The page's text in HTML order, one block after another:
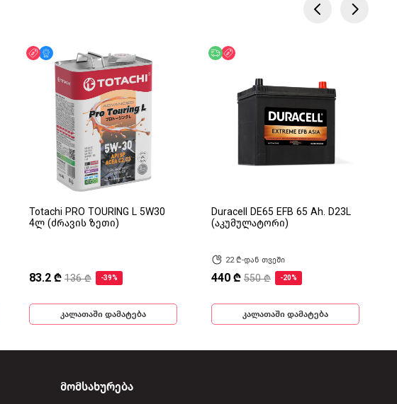
ფასდაკლება
მხოლოდ ონლაინ
Totachi PRO TOURING L 5W30
4ლ (ძრავის ზეთი)
83.2 ₾ 136 ₾ -39%
კალათაში დამატება
უფასო მიწოდება
Duracell DE65 EFB 65 Ah. D23L
(აკუმულატორი)
22 ₾-დან თვეში
440 ₾ 550 ₾ -20%
კალათაში დამატება
მომსახურება